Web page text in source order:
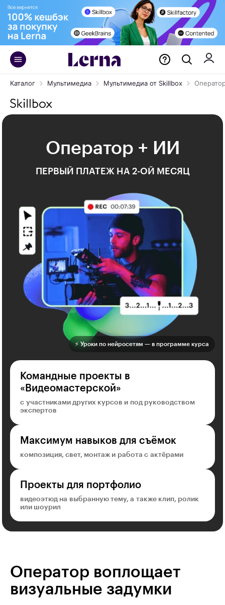
Каталог Мультимедиа Мультимедиа от Skillbox
Оператор + ИИ
ПЕРВЫЙ ПЛАТЕЖ НА 2-ОЙ МЕСЯЦ
⚡ Уроки по нейросетям — в программе курса
Командные проекты в
«Видеомастерской»
с участниками других курсов и под руководством
экспертов
Максимум навыков для съёмок
композиция, свет, монтаж и работа с актёрами
Проекты для портфолио
видеоэтюд на выбранную тему, а также клип, ролик
или шоурил
Оператор воплощает
визуальные задумки